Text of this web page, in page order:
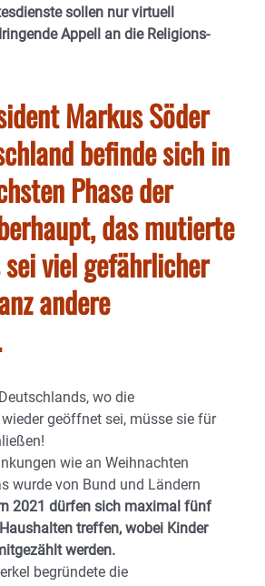
sollen nur virtuell
Appell an die Religions-
Markus Söder
befinde sich in
Phase der
das mutierte
viel gefährlicher
andere
wo die
geöffnet sei, müsse sie für
wie an Weihnachten
wurde von Bund und Ländern
2021 dürfen sich maximal fünf
treffen, wobei Kinder
werden.
begründete die